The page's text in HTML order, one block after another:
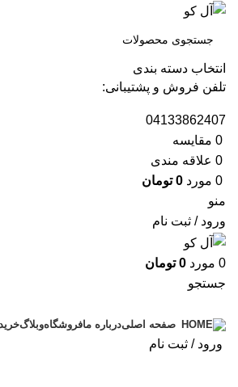
انتخاب دسته بندی
تلفن فروش و پشتیبانی:
04133862407
0 مقايسه
0 علاقه مندی
0 مورد 0 تومان
منو
ورود / ثبت نام
0 مورد 0 تومان
جستجو
صفحه اصلیدرباره مافروشگاهوبلاگ
ورود / ثبت نام